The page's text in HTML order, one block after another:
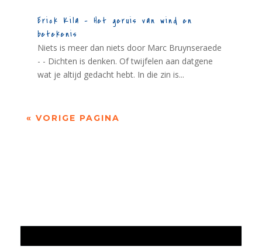
Erick Kila – Het geruis van wind en
betekenis
Niets is meer dan niets door Marc Bruynseraede
- - Dichten is denken. Of twijfelen aan datgene
wat je altijd gedacht hebt. In die zin is...
« VORIGE PAGINA